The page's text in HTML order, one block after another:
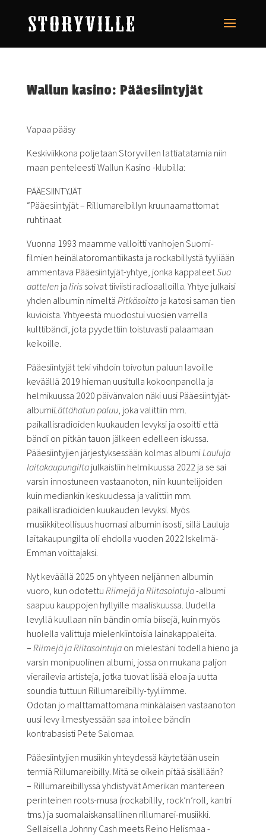
Wallun kasino: Pääesiintyjät
Vapaa pääsy
Keskiviikkona poljetaan Storyvillen lattiatatamia niin
maan penteleesti Wallun Kasino -klubilla:
PÄÄESIINTYJÄT
“Pääesiintyjät – Rillumareibillyn kruunaamattomat
ruhtinaat
Vuonna 1993 maamme valloitti vanhojen Suomi-
filmien heinälatoromantiikasta ja rockabillystä tyyliään
ammentava Pääesiintyjät-yhtye, jonka kappaleetSua
aattelenja Iirissoivat tiiviisti radioaalloilla. Yhtye julkaisi
yhden albumin nimeltä Pitkäsoittoja katosi saman tien
kuvioista. Yhtyeestä muodostui vuosien varrella
kulttibändi, jota pyydettiin toistuvasti palaamaan
keikoille.
Pääesiintyjät teki vihdoin toivotun paluun lavoille
keväällä 2019 hieman uusitulla kokoonpanolla ja
helmikuussa 2020 päivänvalon näki uusi Pääesiintyjät-
albumiLättähatun paluu, joka valittiin mm.
paikallisradioiden kuukauden levyksi ja osoitti että
bändi on pitkän tauon jälkeen edelleen iskussa.
Pääesiintyjien järjestyksessään kolmas albumiLauluja
laitakaupungiltajulkaistiin helmikuussa 2022 ja se sai
varsin innostuneen vastaanoton, niin kuuntelijoiden
kuin mediankin keskuudessa ja valittiin mm.
paikallisradioiden kuukauden levyksi. Myös
musiikkiteollisuus huomasi albumin isosti, sillä Lauluja
laitakaupungilta oli ehdolla vuoden 2022 Iskelmä-
Emman voittajaksi.
Nyt keväällä 2025 on yhtyeen neljännen albumin
vuoro, kun odotettu Riimejä ja Riitasointuja-albumi
saapuu kauppojen hyllyille maaliskuussa. Uudella
levyllä kuullaan niin bändin omia biisejä, kuin myös
huolella valittuja mielenkiintoisia lainakappaleita.
– Riimejä ja Riitasointujaon mielestäni todella hieno ja
varsin monipuolinen albumi, jossa on mukana paljon
vierailevia artisteja, jotka tuovat lisää eloa ja uutta
soundia tuttuun Rillumareibilly-tyyliimme.
Odotan jo malttamattomana minkälaisen vastaanoton
uusi levy ilmestyessään saa intoilee bändin
kontrabasisti Pete Salomaa.
Pääesiintyjien musiikin yhteydessä käytetään usein
termiä Rillumareibilly. Mitä se oikein pitää sisällään?
– Rillumareibillyssä yhdistyvät Amerikan mantereen
perinteinen roots-musa (rockabillly, rock’n’roll, kantri
tms.) ja suomalaiskansallinen rillumarei-musiikki.
Sellaisella Johnny Cash meets Reino Helismaa -